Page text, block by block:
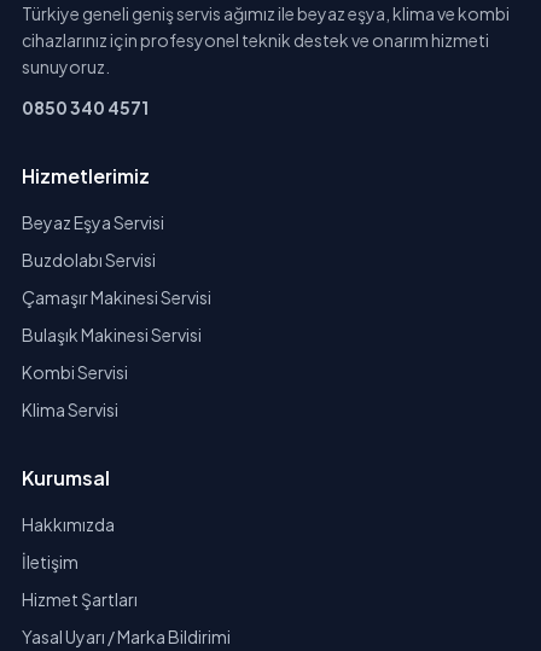
Türkiye geneli geniş servis ağımız ile beyaz eşya, klima ve kombi
cihazlarınız için profesyonel teknik destek ve onarım hizmeti
sunuyoruz.
0850 340 4571
Hizmetlerimiz
Beyaz Eşya Servisi
Buzdolabı Servisi
Çamaşır Makinesi Servisi
Bulaşık Makinesi Servisi
Kombi Servisi
Klima Servisi
Kurumsal
Hakkımızda
İletişim
Hizmet Şartları
Yasal Uyarı / Marka Bildirimi